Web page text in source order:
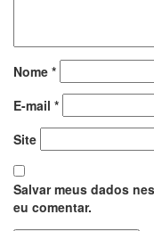
Nome *
E-mail *
Site
Salvar meus dados
eu comentar.